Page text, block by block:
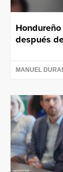
después
MANUEL